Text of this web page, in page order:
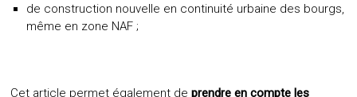
de construction nouvelle en continuité urbaine des bourgs,
même en zone NAF ;
Cet article permet également deprendre en compte les